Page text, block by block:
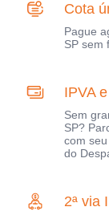
Cota
Pague
SP sem
IPVA
Sem
SP?
com
do
2ª via